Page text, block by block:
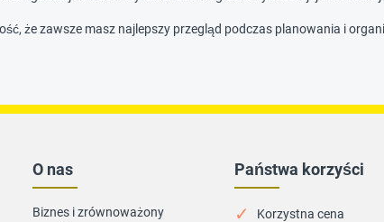
że zawsze masz najlepszy przegląd podczas planowania i
Państwa korzyści
Korzystna cena
O nas
Biznes i zrównoważony